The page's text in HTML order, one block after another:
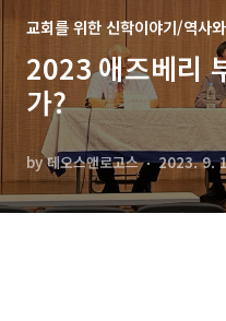
교회를 위한 신학이야기/역사
2023 애즈베리
가?
by 데오스앤로고스 2023. 9.